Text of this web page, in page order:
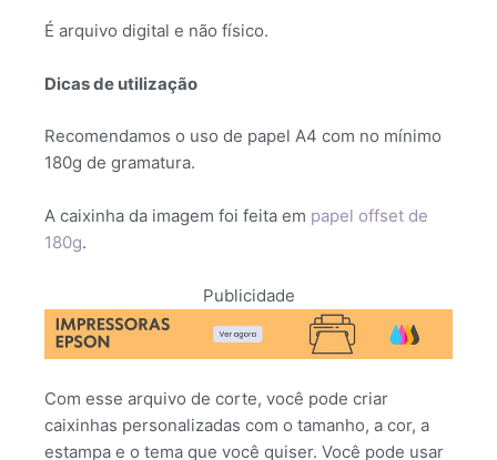
É arquivo digital e não físico.
Dicas de utilização
Recomendamos o uso de papel A4 com no mínimo
180g de gramatura.
A caixinha da imagem foi feita em papel offset de
180g.
Publicidade
Com esse arquivo de corte, você pode criar
caixinhas personalizadas com o tamanho, a cor, a
estampa e o tema que você quiser. Você pode usar